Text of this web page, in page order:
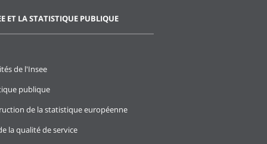
ET LA STATISTIQUE PUBLIQUE
de l'Insee
publique
de la statistique européenne
la qualité de service